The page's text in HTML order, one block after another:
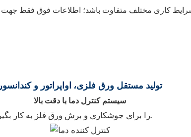
تولید مستقل ورق فلزی، اواپراتور و کندانسور
سیستم کنترل دما با دقت بالا
لیزر فیبر IPG را برای جوشکاری و برش ورق فلز به کار بگیرید. دقت کنترل دما می‌تواند به ±0.3 درجه سانتیگراد برسد.